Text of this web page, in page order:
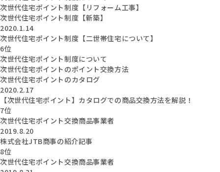
次世代住宅ポイント制度【リフォーム工事】
次世代住宅ポイント制度【新築】
2020.1.14
次世代住宅ポイント制度【二世帯住宅について】
6位
次世代住宅ポイント制度について
次世代住宅ポイントのポイント交換方法
次世代住宅ポイントのカタログ
2020.2.17
【次世代住宅ポイント】カタログでの商品交換方法を解説！
7位
次世代住宅ポイント交換商品事業者
2019.8.20
株式会社JTB商事の紹介記事
8位
次世代住宅ポイント交換商品事業者